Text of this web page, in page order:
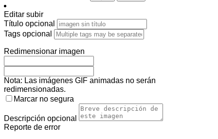
Editar subir
Título opcional
Tags opcional
Redimensionar imagen
Nota: Las imágenes GIF animadas no serán
redimensionadas.
Marcar no segura
Descripción opcional
Reporte de error